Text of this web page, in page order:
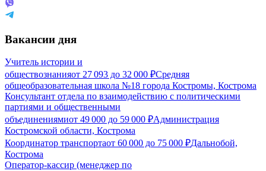
Вакансии дня
Учитель истории и
обществознанияот 27 093 до 32 000 ₽Средняя
общеобразовательная школа №18 города Костромы, Кострома
Консультант отдела по взаимодействию с политическими
партиями и общественными
объединениямиот 49 000 до 59 000 ₽Администрация
Костромской области, Кострома
Координатор транспортаот 60 000 до 75 000 ₽Дальнобой,
Кострома
Оператор-кассир (менеджер по